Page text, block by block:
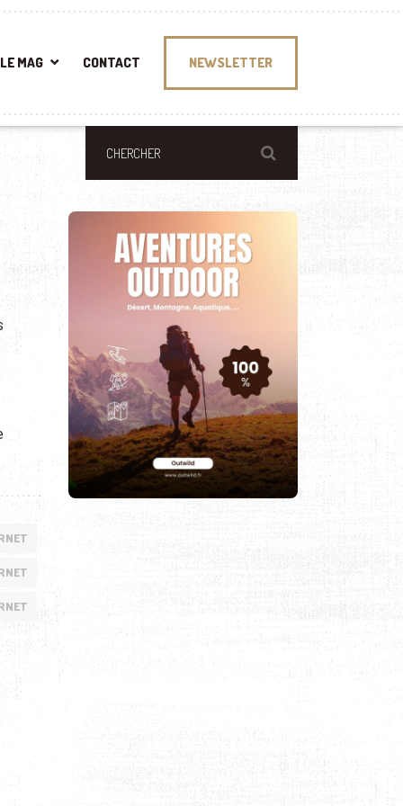
LE MAG CONTACT NEWSLETTER